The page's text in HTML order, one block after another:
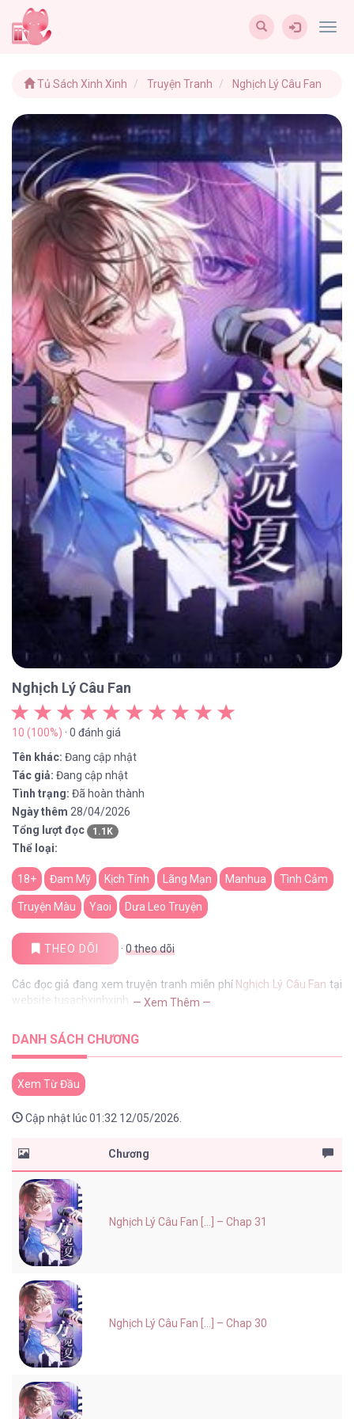
Tủ Sách Xinh Xinh Truyện Tranh Nghịch Lý Câu Fan
Nghịch Lý Câu Fan
10 (100%) · 0 đánh giá
Tên khác: Đang cập nhật
Tác giả: Đang cập nhật
Tình trạng: Đã hoàn thành
Ngày thêm 28/04/2026
Tổng lượt đọc
1.1K
Thể loại:
18+ Đam Mỹ Kịch Tính Lãng Mạn Manhua Tình Cảm
Truyện Màu Yaoi Dưa Leo Truyện
THEO DÕI · 0theo dõi
Các đọc giả đang xem truyện tranh miễn phí Nghịch Lý Câu Fan tại
website tusachxinhxinh — Xem Thêm —
DANH SÁCH CHƯƠNG
Xem Từ Đầu
Cập nhật lúc 01:32 12/05/2026.
Chương
Nghịch Lý Câu Fan [...] – Chap 31
Nghịch Lý Câu Fan [...] – Chap 30